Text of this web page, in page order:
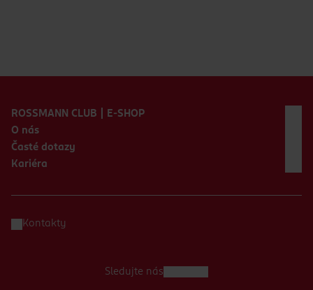
ROSSMANN CLUB | E-SHOP
O nás
Časté dotazy
Kariéra
Kontakty
Sledujte nás